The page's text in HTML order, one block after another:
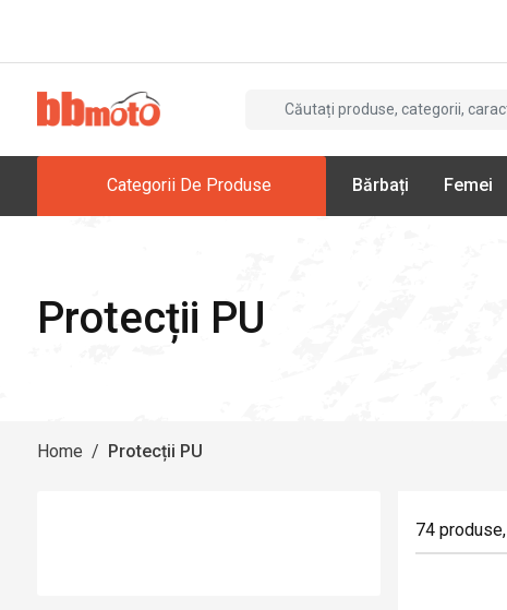
Categorii De Produse Bărbați Femei
Protecții PU
Home / Protecții PU
74 produse,